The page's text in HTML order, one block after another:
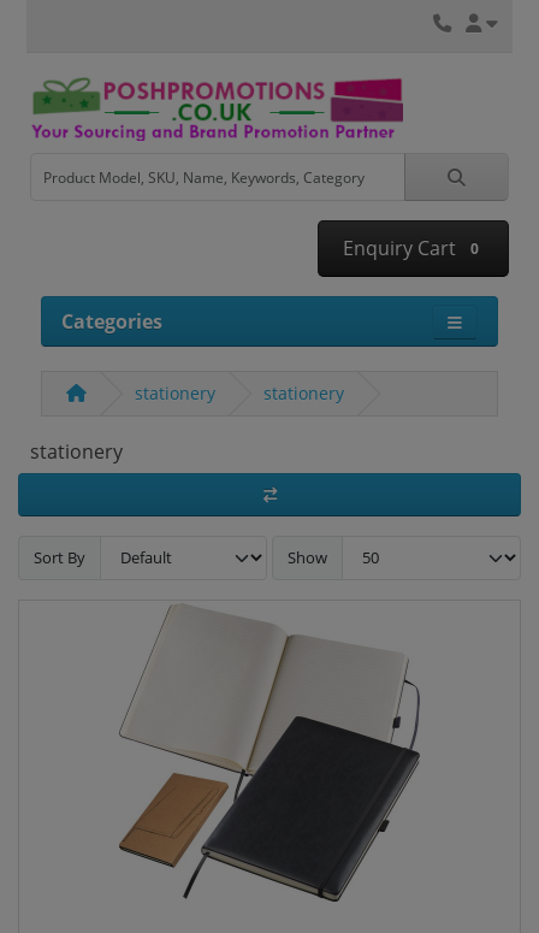
Enquiry Cart 0
Categories
stationery stationery
stationery
Sort By Show